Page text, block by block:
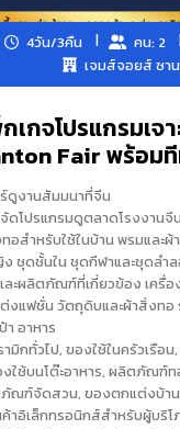
บ้าน
เครื่องสำอาง
ระแจ/ชุดบล็อก/ค้อน/
อกซี่ และอื่นๆใน
สำอาง/ขนตาปลอม/เ
ทุกประเภท/ถุงเท้า
เมืองโรงงานรอ
งสุนัข/ปลอกคอสัตว์เลี้
ระเป๋าใส่สัตว์เลี้ยง/เสื้อ
ยการ์ตูน/แฟ้ม/คลิปห
ยน/สมุดวาดภาพ/สเก็ตช์บุ๊
รย์/ถังพ่นยา/กรรไกร
ามโปรแกรมที่กำหนด
4วัน/3คืน คน: 2
เจมส์จอยส์ ซา
เกจโปรแกรมเจ
Fair พร้อม
ดูงานสัมมนาที่จีน
ดโปรแกรมดูตลาดโรงงานจี
อสำหรับใช้ในบ้าน พรมและผ้
ชุดชั้นใน ชุดกีฬาและชุดลำ
ละผลิตภัณฑ์ที่เกี่ยวข้อง เครื่
งแฟชั่น วัตถุดิบและผ้าสิ่งทอ ร
า อาหาร
ามิกทั่วไป, ของใช้ในครัวเรือน
งใช้บนโต๊ะอาหาร, ผลิตภัณฑ์ท
ณฑ์จัดสวน, ของตกแต่งบ้าน
าอิเล็กทรอนิกส์สำหรับผู้บริโ
วันที่สอง